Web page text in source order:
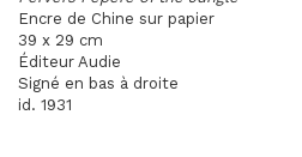
Encre de Chine sur papier
39 x 29 cm
Éditeur Audie
Signé en bas à droite
id. 1931